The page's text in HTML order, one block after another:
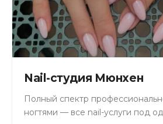
Nail-студия Мюнхен
Полный спектр
ногтями — все nail-услуги под